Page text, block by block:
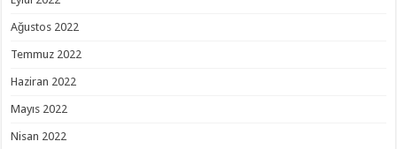
Ağustos 2022
Temmuz 2022
Haziran 2022
Mayıs 2022
Nisan 2022